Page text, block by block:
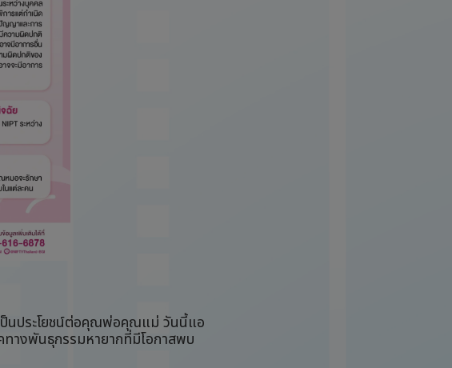
ป็นประโยชน์ต่อคุณพ่อคุณแม่ วันนี้แอ
างพันธุกรรมหายากที่มีโอกาสพบ